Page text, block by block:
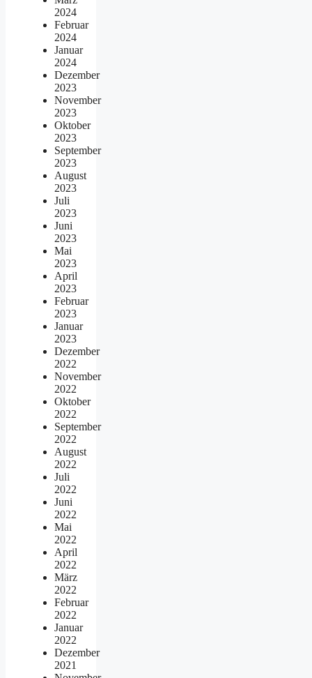
2024
Februar
2024
Januar
2024
Dezember
2023
November
2023
Oktober
2023
September
2023
August
2023
Juli
2023
Juni
2023
Mai
2023
April
2023
Februar
2023
Januar
2023
Dezember
2022
November
2022
Oktober
2022
September
2022
August
2022
Juli
2022
Juni
2022
Mai
2022
April
2022
März
2022
Februar
2022
Januar
2022
Dezember
2021